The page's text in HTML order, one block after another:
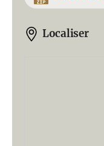
Localiser